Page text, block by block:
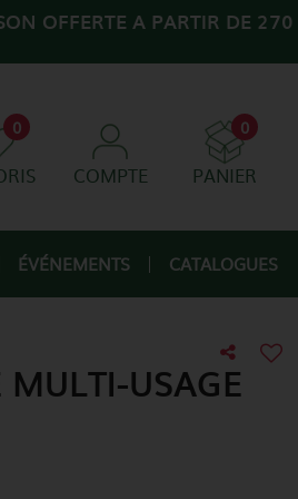
OFFERTE A PARTIR DE 270
0
COMPTE
0
PANIER
ÉVÉNEMENTS CATALOGUES
MULTI-USAGE